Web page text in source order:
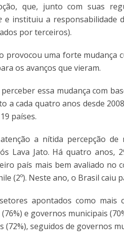
que, junto com suas
e instituiu a responsabilidade
por terceiros).
provocou uma forte
os avanços que vieram.
perceber essa mudança com
a cada quatro anos desde
países.
a nítida percepção
Lava Jato. Há quatro anos,
país mais bem avaliado no
(2º). Neste ano, o Brasil caiu
apontados como mais
e governos municipais
(72%), seguidos de governos